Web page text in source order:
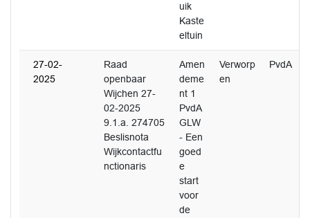
uik
Kaste
eltuin
27-02-
2025
Raad
openbaar
Wijchen 27-
02-2025
9.1.a. 274705
Beslisnota
Wijkcontactfu
nctionaris
Amen
deme
nt 1
PvdA
GLW
- Een
goed
e
start
voor
de
Verworp
en
PvdA